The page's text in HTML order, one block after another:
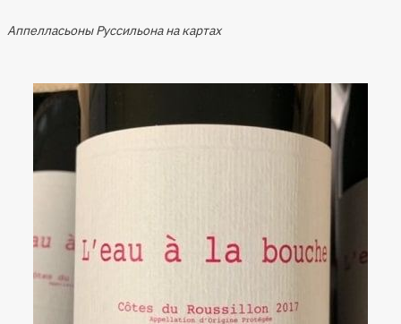
Аппелласьоны Руссильона на картах